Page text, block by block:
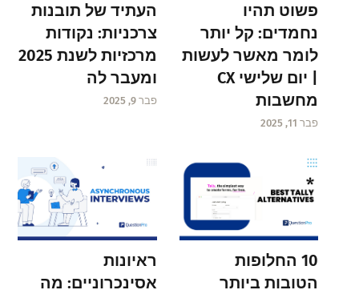
פשוט תהיו
נחמדים: קל יותר
לומר מאשר לעשות
| יום שלישי CX
מחשבות
פבר 11, 2025
העתיד של תובנות
צרכניות: נקודות
מרכזיות לשנת 2025
ומעבר לה
פבר 9, 2025
10 החלופות
הטובות ביותר
ראיונות
אסינכרוניים: מה